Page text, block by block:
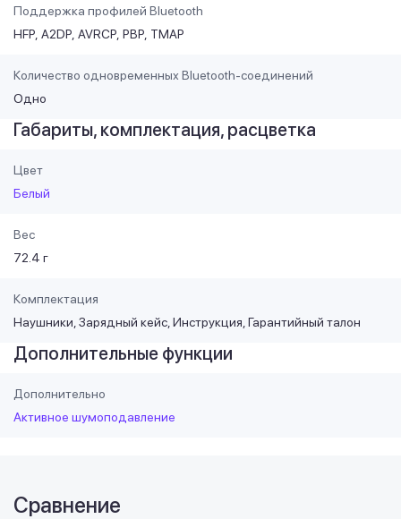
Поддержка профилей Bluetooth
HFP A2DP AVRCP PBP TMAP
Количество одновременных Bluetooth-соединений
Одно
Габариты, комплектация, расцветка
Цвет
Белый
Вес
72.4 г
Комплектация
Наушники, Зарядный кейс, Инструкция, Гарантийный талон
Дополнительные функции
Дополнительно
Активное шумоподавление
Сравнение